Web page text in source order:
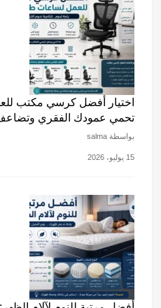
اختيار أفضل كرسي مكتب
تحمي عمودك الفقري وتضاعف
بواسطة salma
15 يوليو، 2026